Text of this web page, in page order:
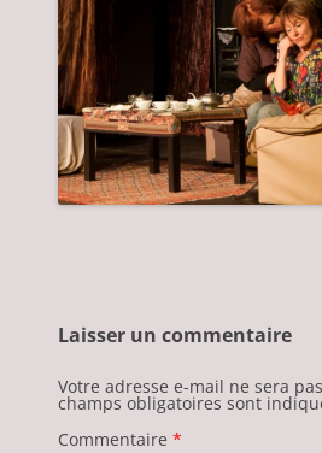
Laisser un commentaire
Votre adresse e-mail ne sera
champs obligatoires sont
Commentaire *